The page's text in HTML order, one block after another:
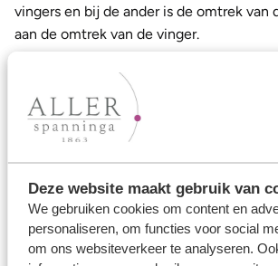
Deze website maakt gebruik van
We gebruiken cookies om content en
personaliseren, om functies voor social
om ons websiteverkeer te analyseren.
vingers en bij de ander is de omtrek van
aan de omtrek van de vinger.
Meet het stukje van het lintje, papiertje
overblijft op met een liniaal in
omtrek van je vinger en dus de omtrek
nodig hebt. Je kunt in de tabel
ringmaat. Bij Aller Spanninga maken we
Bondsmaat maar ook in de Franse maat,
ons worden opgegeven.